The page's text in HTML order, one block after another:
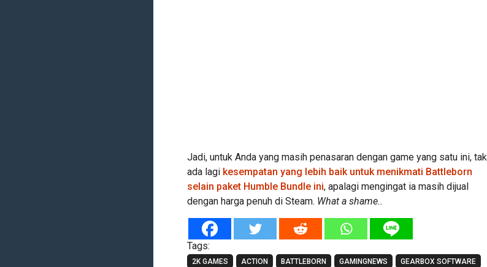
Jadi, untuk Anda yang masih penasaran dengan game yang satu ini, tak
ada lagikesempatan yang lebih baik untuk menikmati Battleborn
selain paket Humble Bundle ini, apalagi mengingat ia masih dijual
dengan harga penuh di Steam. What a shame..
Tags:
2K GAMES ACTION BATTLEBORN GAMINGNEWS GEARBOX SOFTWARE